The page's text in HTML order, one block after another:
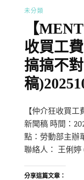
未分類
【
收買工
搞搞不
稿
【仲介狂收買
新聞稿 時間：
點：勞動部主辦
聯絡人： 王俐婷
分享這篇文章：